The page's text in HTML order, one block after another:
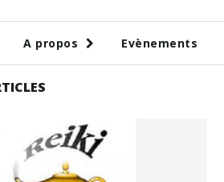
A propos Evènements